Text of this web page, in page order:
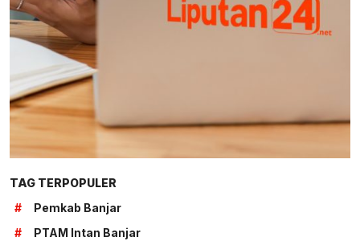
TAG TERPOPULER
#
Pemkab Banjar
#
PTAM Intan Banjar